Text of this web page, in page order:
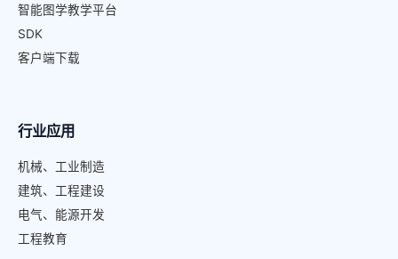
智能图学教学平台
SDK
客户端下载
行业应用
机械、工业制造
建筑、工程建设
电气、能源开发
工程教育